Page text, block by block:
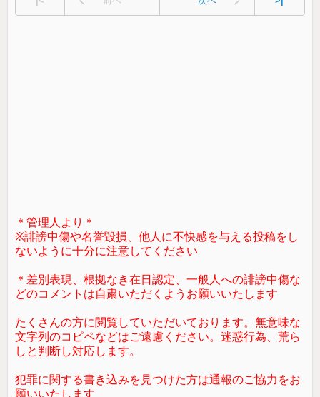
＊管理人より＊
※誹謗中傷や名誉毀損、他人に不快感を与える投稿をし
ないように十分に注意してください
＊差別表現、根拠なき在日認定、一般人への誹謗中傷な
どのコメントは自粛いただくようお願いいたします
たくさんの方に閲覧していただいております。無意味な
文字列のコピペなどはご遠慮ください。迷惑行為、荒ら
しと判断し対応します。
犯罪に関する書き込みを見つけた方は通報のご協力をお
願いいたします